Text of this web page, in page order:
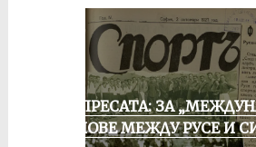
ОТ ПРЕСАТА: ЗА
МАЧОВЕ МЕЖДУ РУСЕ И